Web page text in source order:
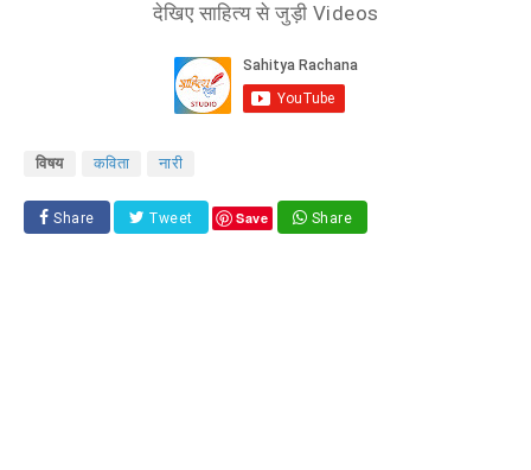
देखिए साहित्य से जुड़ी Videos
विषय कविता नारी
Share Tweet Save Share